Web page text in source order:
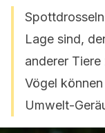
Lage sind,
anderer
Vögel
Umwelt-